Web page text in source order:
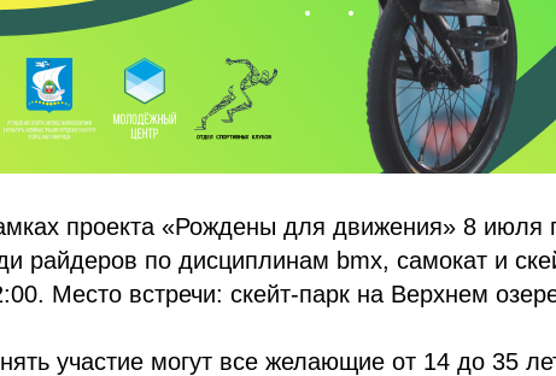
проекта «Рождены для движения» 8 июля
райдеров по дисциплинам bmx, самокат и
Место встречи: скейт-парк на Верхнем
участие могут все желающие от 14 до 35